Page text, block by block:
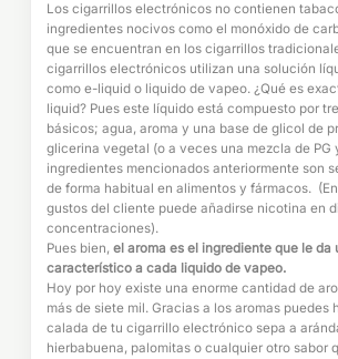
Los cigarrillos electrónicos no contienen
ingredientes nocivos como el monóxido de
que se encuentran en los cigarrillos
cigarrillos electrónicos utilizan una solución
como e-liquid o liquido de vapeo. ¿Qué es
liquid? Pues este líquido está compuesto por
básicos; agua, aroma y una base de glicol de
glicerina vegetal (o a veces una mezcla de PG
ingredientes mencionados anteriormente son
de forma habitual en alimentos y fármacos.
gustos del cliente puede añadirse nicotina en
concentraciones).
Pues bien, el aroma es el ingrediente que le da
característico a cada liquido de vapeo.
Hoy por hoy existe una enorme cantidad de
más de siete mil. Gracias a los aromas puedes
calada de tu cigarrillo electrónico sepa a
hierbabuena, palomitas o cualquier otro sabor